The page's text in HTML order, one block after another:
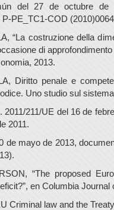
del 27 de octubre
PE_TC1-COD
“La costruzione della
di
2013.
Diritto penale e
Uno studio sul
2011/211/UE del 16 de
2011.
de mayo de 2013,
“The proposed
en Columbia Journal
Criminal law and the